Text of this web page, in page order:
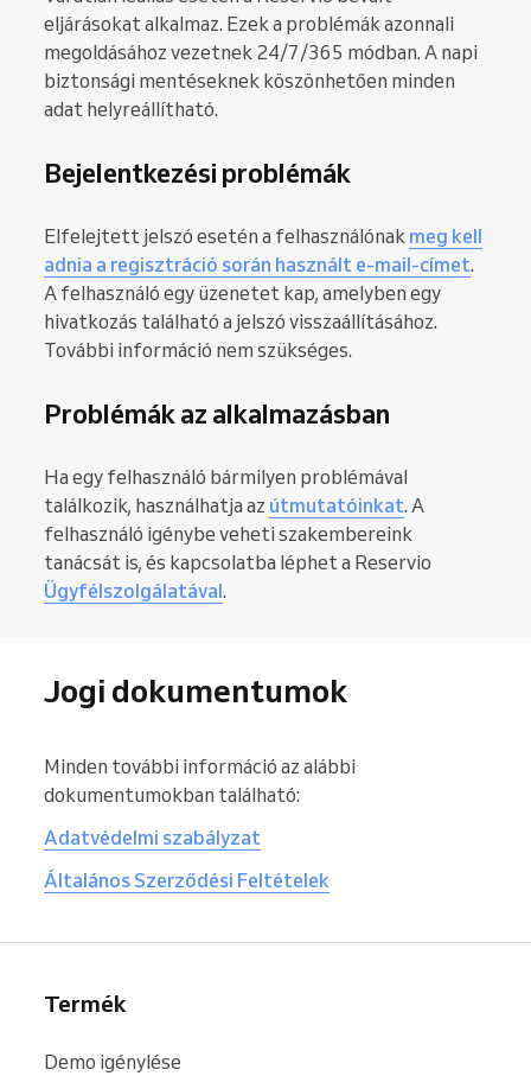
eljárásokat alkalmaz. Ezek a problémák azonnali
megoldásához vezetnek 24/7/365 módban. A napi
biztonsági mentéseknek köszönhetően minden
adat helyreállítható.
Bejelentkezési problémák
Elfelejtett jelszó esetén a felhasználónak meg kell
adnia a regisztráció során használt e-mail-címet.
A felhasználó egy üzenetet kap, amelyben egy
hivatkozás található a jelszó visszaállításához.
További információ nem szükséges.
Problémák az alkalmazásban
Ha egy felhasználó bármilyen problémával
találkozik, használhatja az útmutatóinkat. A
felhasználó igénybe veheti szakembereink
tanácsát is, és kapcsolatba léphet a Reservio
Ügyfélszolgálatával.
Jogi dokumentumok
Minden további információ az alábbi
dokumentumokban található:
Adatvédelmi szabályzat
Általános Szerződési Feltételek
Termék
Demo igénylése